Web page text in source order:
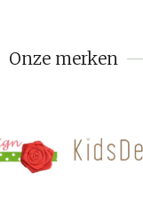
Onze merken